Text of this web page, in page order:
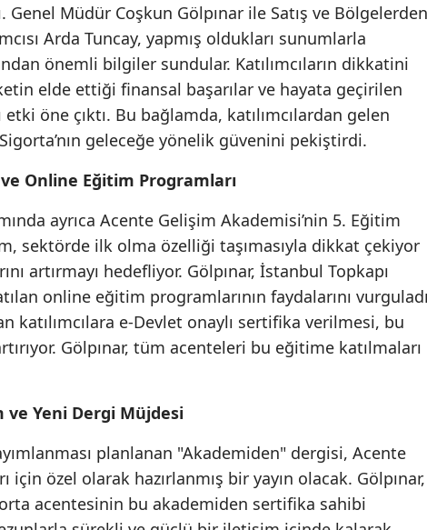
Mersin
İstanbul
İzmir
Kars
Kayseri
Kırklareli
Kırşehir
Kocaeli
Konya
Kahramanmaraş
Genel Müdür Coşkun Gölpınar ile Satış ve Bölgelerden
Arda Tuncay, yapmış oldukları sunumlarla
önemli bilgiler sundular. Katılımcıların dikkatini
elde ettiği finansal başarılar ve hayata geçirilen
öne çıktı. Bu bağlamda, katılımcılardan gelen
geleceğe yönelik güvenini pekiştirdi.
Online Eğitim Programları
ayrıca Acente Gelişim Akademisi’nin 5. Eğitim
sektörde ilk olma özelliği taşımasıyla dikkat çekiyor
artırmayı hedefliyor. Gölpınar, İstanbul Topkapı
online eğitim programlarının faydalarını
katılımcılara e-Devlet onaylı sertifika verilmesi, bu
Gölpınar, tüm acenteleri bu eğitime katılmaları
Yeni Dergi Müjdesi
planlanan "Akademiden" dergisi, Acente
için özel olarak hazırlanmış bir yayın olacak. Gölpınar,
acentesinin bu akademiden sertifika sahibi